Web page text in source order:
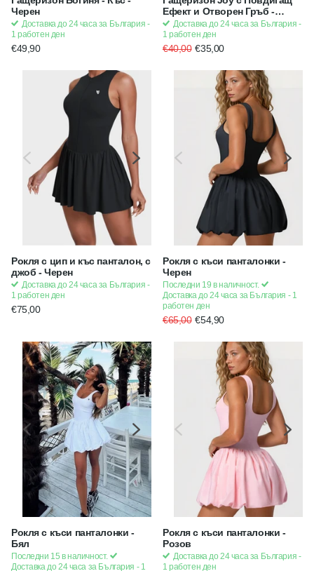
Черен
Доставка до 24 часа за България -
1 работен ден
€49,90
Ефект и Отворен Гръб -
Scrunch Bum, с подплънки -
Сив - Графит
Доставка до 24 часа за България -
1 работен ден
€40,00 €35,00
Рокля с цип и къс панталон, с
джоб - Черен
Доставка до 24 часа за България -
1 работен ден
€75,00
Рокля с къси панталонки -
Черен
Последни 19 в наличност.
Доставка до 24 часа за България - 1
работен ден
€65,00 €54,90
Рокля с къси панталонки -
Бял
Последни 15 в наличност.
Доставка до 24 часа за България - 1
Рокля с къси панталонки -
Розов
Доставка до 24 часа за България -
1 работен ден